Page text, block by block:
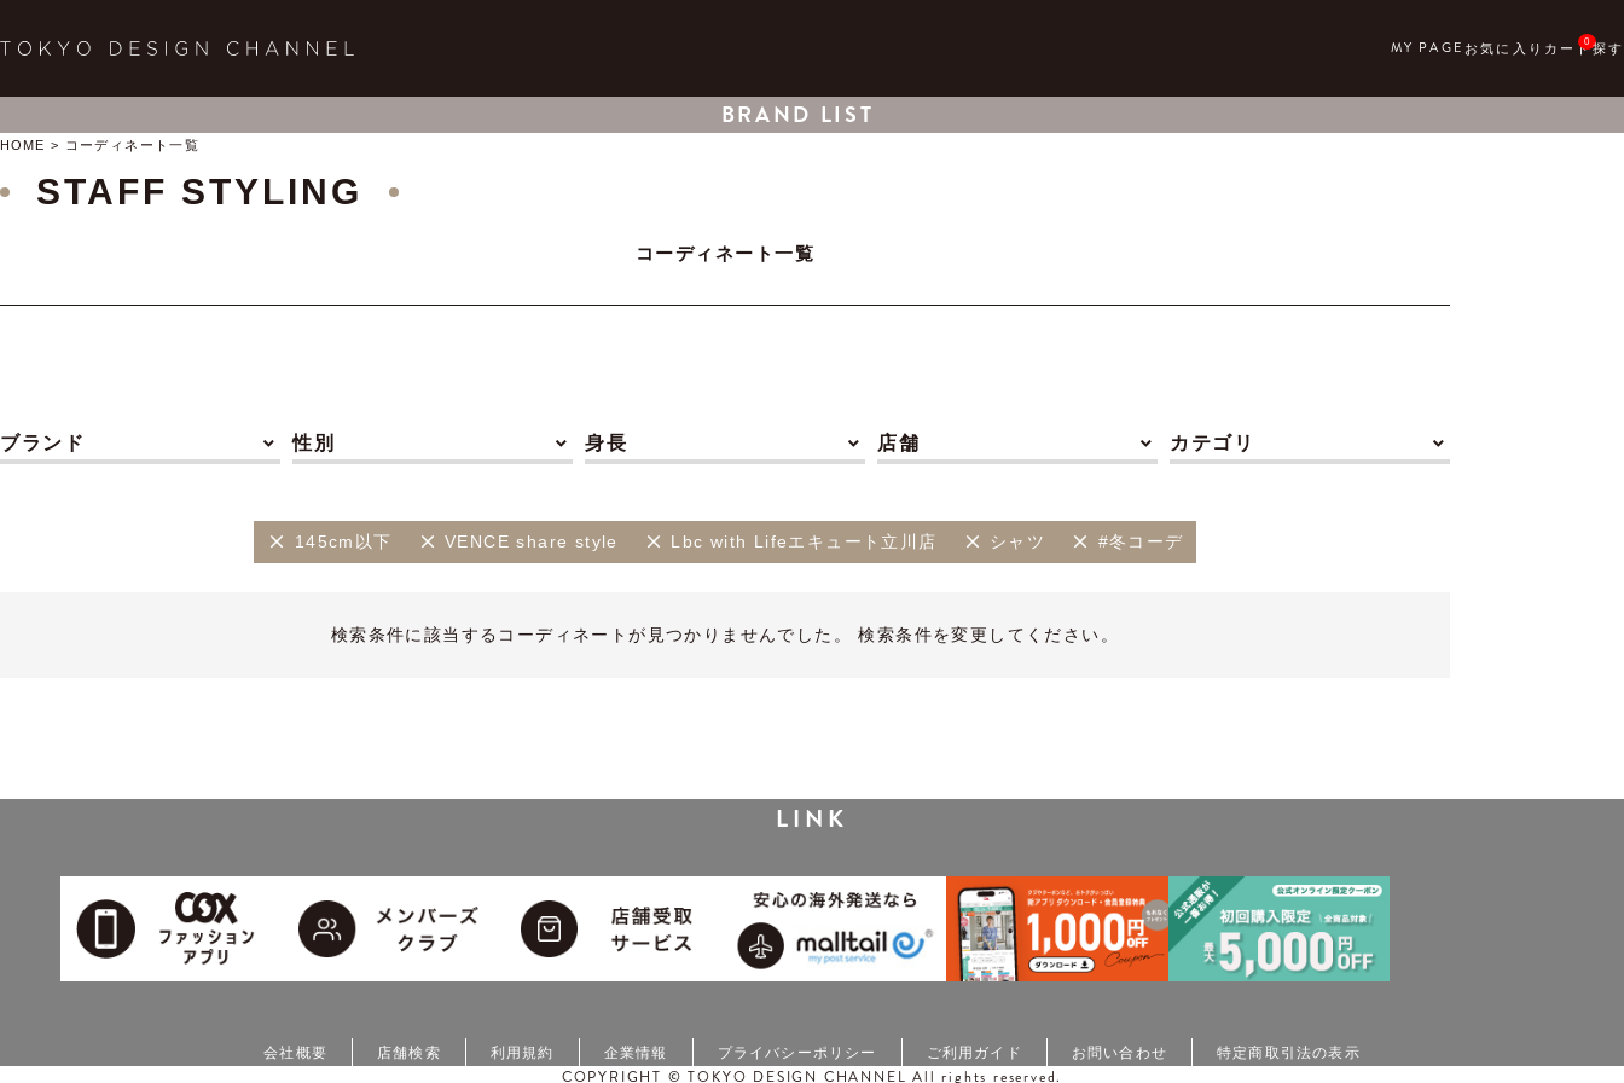
0
BRAND LIST
HOME コーディネート一覧
STAFF STYLING
コーディネート一覧
ブランド 性別 身長 店舗 カテゴリ
145cm以下 VENCE share style Lbc with Lifeエキュート立川店 シャツ #冬コーデ
検索条件に該当するコーディネートが見つかりませんでした。 検索条件を変更してください。
LINK
会社概要 店舗検索 利用規約 企業情報 プライバシーポリシー ご利用ガイド お問い合わせ 特定商取引法の表示
COPYRIGHT © TOKYO DESIGN CHANNEL All rights reserved.